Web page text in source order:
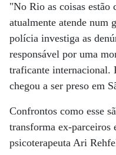
"No Rio as coisas
atualmente atende num
polícia investiga as
responsável por uma
traficante internacional.
chegou a ser preso em
Confrontos como esse
transforma ex-
psicoterapeuta Ari